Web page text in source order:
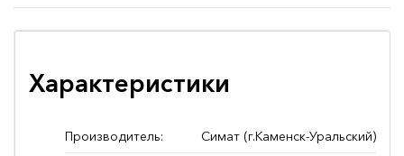
Характеристики
Производитель: Симат (г.Каменск-Уральский)